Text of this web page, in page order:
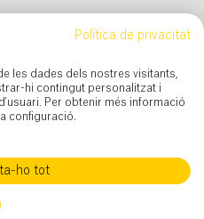
de
2026
Política de privacitat
les dades dels nostres visitants,
hi contingut personalitzat i
Per obtenir més informació
configuració.
ho tot